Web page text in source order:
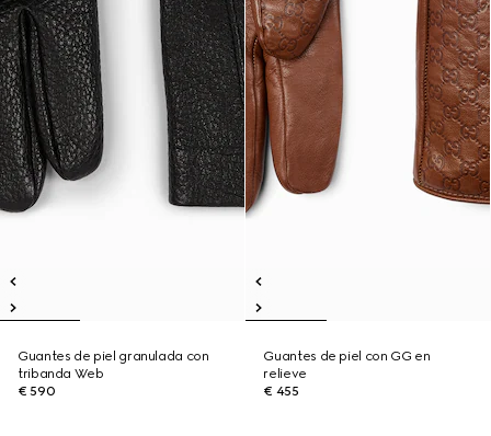
Guantes de piel granulada con
tribanda Web
€ 590
Guantes de piel con GG en
relieve
€ 455